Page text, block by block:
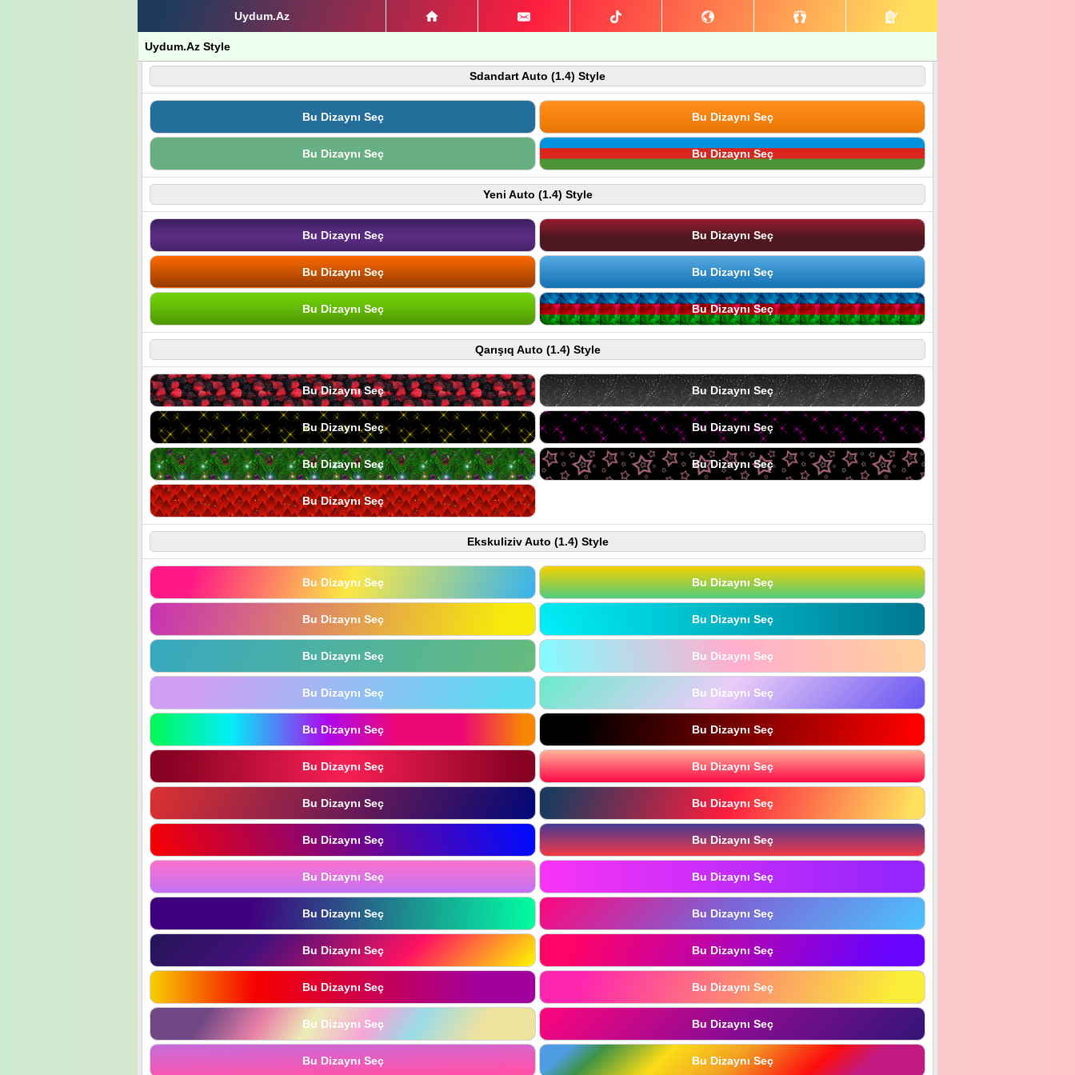
Uydum.Az
Uydum.Az Style
Sdandart Auto (1.4) Style
Bu Dizaynı Seç Bu Dizaynı Seç
Bu Dizaynı Seç Bu Dizaynı Seç
Yeni Auto (1.4) Style
Bu Dizaynı Seç Bu Dizaynı Seç
Bu Dizaynı Seç Bu Dizaynı Seç
Bu Dizaynı Seç Bu Dizaynı Seç
Qarışıq Auto (1.4) Style
Bu Dizaynı Seç Bu Dizaynı Seç
Bu Dizaynı Seç Bu Dizaynı Seç
Bu Dizaynı Seç Bu Dizaynı Seç
Bu Dizaynı Seç
Ekskuliziv Auto (1.4) Style
Bu Dizaynı Seç Bu Dizaynı Seç
Bu Dizaynı Seç Bu Dizaynı Seç
Bu Dizaynı Seç Bu Dizaynı Seç
Bu Dizaynı Seç Bu Dizaynı Seç
Bu Dizaynı Seç Bu Dizaynı Seç
Bu Dizaynı Seç Bu Dizaynı Seç
Bu Dizaynı Seç Bu Dizaynı Seç
Bu Dizaynı Seç Bu Dizaynı Seç
Bu Dizaynı Seç Bu Dizaynı Seç
Bu Dizaynı Seç Bu Dizaynı Seç
Bu Dizaynı Seç Bu Dizaynı Seç
Bu Dizaynı Seç Bu Dizaynı Seç
Bu Dizaynı Seç Bu Dizaynı Seç
Bu Dizaynı Seç Bu Dizaynı Seç